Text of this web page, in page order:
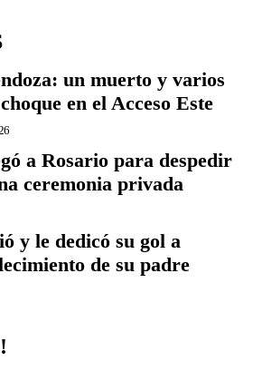
un muerto y varios
en el Acceso Este
a Rosario para despedir
ceremonia privada
y le dedicó su gol a
de su padre